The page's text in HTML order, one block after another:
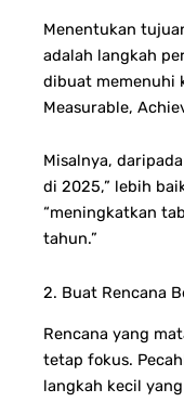
Menentukan
adalah langkah
dibuat memenuhi
Measurable,
Misalnya,
di 2025,” lebih
“meningkatkan
tahun.”
2. Buat Rencana
Rencana yang
tetap fokus.
langkah kecil